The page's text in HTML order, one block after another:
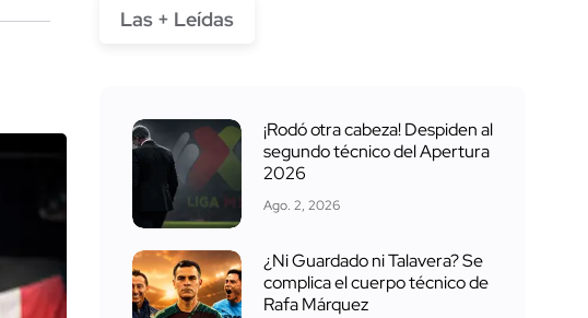
Las + Leídas
¡Rodó otra cabeza! Despiden al
segundo técnico del Apertura
2026
Ago. 2, 2026
¿Ni Guardado ni Talavera? Se
complica el cuerpo técnico de
Rafa Márquez